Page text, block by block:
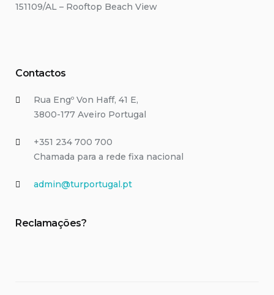
151109/AL – Rooftop Beach View
Contactos
Rua Engº Von Haff, 41 E,
3800-177 Aveiro Portugal
+351 234 700 700
Chamada para a rede fixa nacional
admin@turportugal.pt
Reclamações?